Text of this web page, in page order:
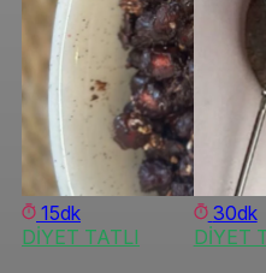
15dk
DİYET TATLI
30dk
DİYET